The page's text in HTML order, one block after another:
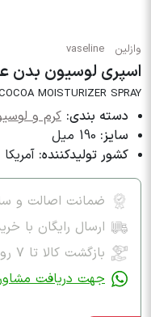
وازلین vaseline
اسپری لوسیون بدن
MOISTURIZER SPRAY
دسته بندی: کرم و
سایز: 190 میل
کشور تولیدکننده: آمریکا
ضمانت اصالت و
ارسال رایگان با خرید بیش از
بازگشت کالا تا ۷ روز طبق شرایط مرجوعی
جهت دریافت